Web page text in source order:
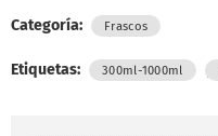
Categoría: Frascos
Etiquetas: 300ml-1000ml ,